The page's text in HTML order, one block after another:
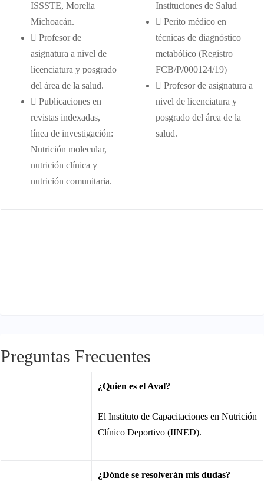
ISSSTE, Morelia
Michoacán.
Profesor de
asignatura a nivel de
licenciatura y posgrado
del área de la salud.
Publicaciones en
revistas indexadas,
línea de investigación:
Nutrición molecular,
nutrición clínica y
nutrición comunitaria.
Instituciones de Salud
Perito médico en
técnicas de diagnóstico
metabólico (Registro
FCB/P/000124/19)
Profesor de asignatura a
nivel de licenciatura y
posgrado del área de la
salud.
Preguntas Frecuentes
¿Quien es el Aval?
El Instituto de Capacitaciones en Nutrición
Clínico Deportivo (IINED).
¿Dónde se resolverán mis dudas?